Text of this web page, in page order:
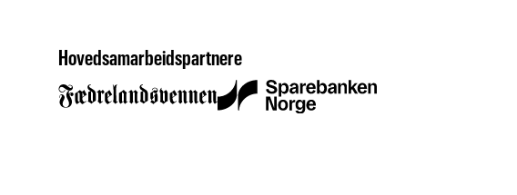
Hovedsamarbeidspartnere